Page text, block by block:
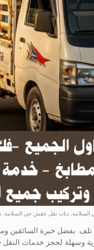
السلامة دباب نقل عفش حي السلامة
بفضل خبرة السائقين
وسهلة لحجز خدمات